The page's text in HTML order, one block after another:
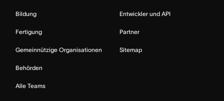
Bildung
Fertigung
Gemeinnützige Organisationen
Behörden
Alle Teams
Entwickler und API
Partner
Sitemap